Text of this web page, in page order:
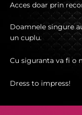
Acces doar prin
Doamnele singure
un cuplu.
Cu siguranta va fi o
Dress to impress!